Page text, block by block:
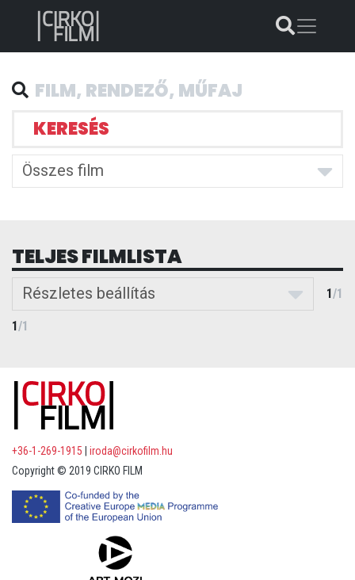
KERESÉS
Összes film
TELJES FILMLISTA
Részletes beállítás 1/1
1/1
+36-1-269-1915
iroda@cirkofilm.hu
Copyright © 2019 CIRKO FILM